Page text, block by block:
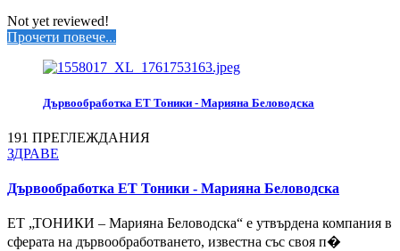
Not yet reviewed!
Прочети повече...
Дървообработка ЕТ Тоники - Марияна Беловодска
191 ПРЕГЛЕЖДАНИЯ
ЗДРАВЕ
Дървообработка ЕТ Тоники - Марияна Беловодска
ЕТ „ТОНИКИ – Марияна Беловодска“ е утвърдена компания в
сферата на дървообработването, известна със своя п�